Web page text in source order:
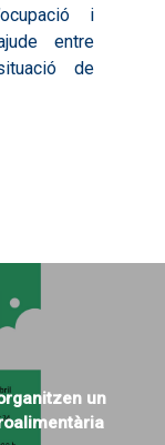
i
entre
de
un